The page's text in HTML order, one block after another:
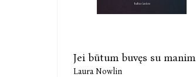
Jei būtum buvęs su manim
Laura Nowlin